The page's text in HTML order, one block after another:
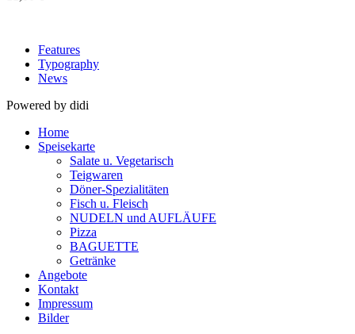
Features
Typography
News
Powered by didi
Home
Speisekarte
Salate u. Vegetarisch
Teigwaren
Döner-Spezialitäten
Fisch u. Fleisch
NUDELN und AUFLÄUFE
Pizza
BAGUETTE
Getränke
Angebote
Kontakt
Impressum
Bilder